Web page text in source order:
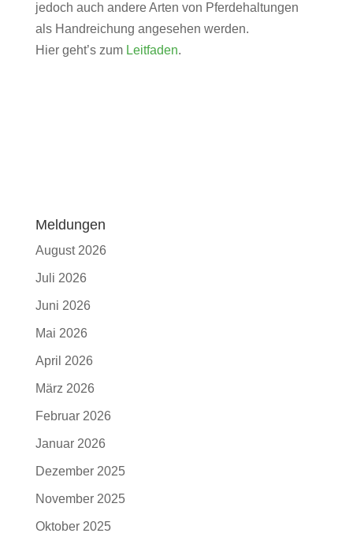
jedoch auch andere Arten von Pferdehaltungen
als Handreichung angesehen werden.
Hier geht’s zum Leitfaden.
Meldungen
August 2026
Juli 2026
Juni 2026
Mai 2026
April 2026
März 2026
Februar 2026
Januar 2026
Dezember 2025
November 2025
Oktober 2025